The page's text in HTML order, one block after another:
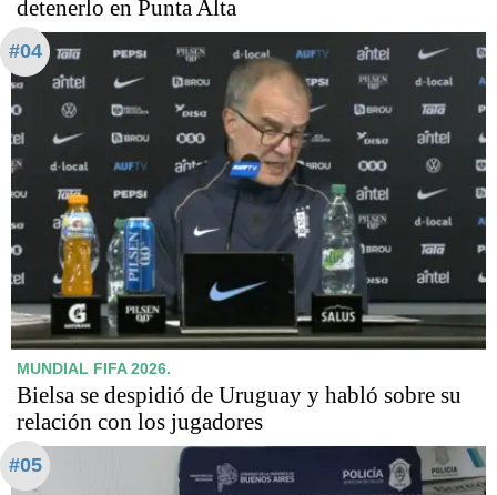
detenerlo en Punta Alta
#04
MUNDIAL FIFA 2026.
Bielsa se despidió de Uruguay y habló sobre su
relación con los jugadores
#05